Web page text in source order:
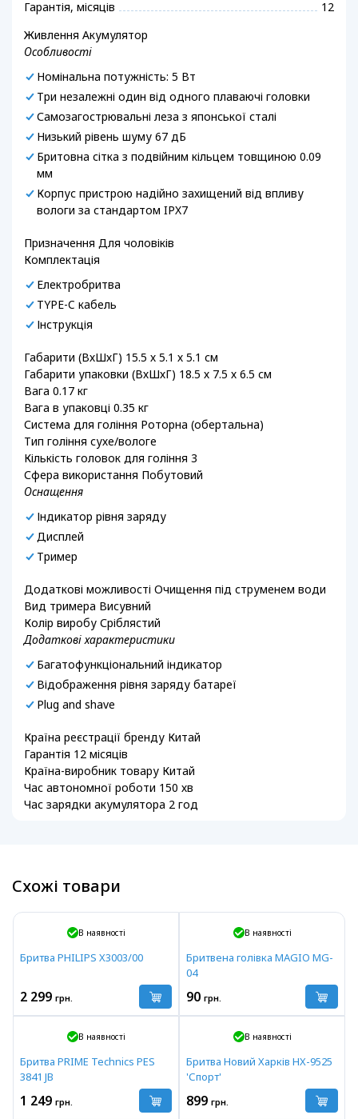
Гарантія, місяців
12
Живлення Акумулятор
Особливості
Номінальна потужність: 5 Вт
Три незалежні один від одного плаваючі головки
Самозагострювальні леза з японської сталі
Низький рівень шуму 67 дБ
Бритовна сітка з подвійним кільцем товщиною 0.09
мм
Корпус пристрою надійно захищений від впливу
вологи за стандартом IPX7
Призначення Для чоловіків
Комплектація
Електробритва
TYPE-C кабель
Інструкція
Габарити (ВхШхГ) 15.5 х 5.1 х 5.1 см
Габарити упаковки (ВхШхГ) 18.5 х 7.5 х 6.5 см
Вага 0.17 кг
Вага в упаковці 0.35 кг
Система для гоління Роторна (обертальна)
Тип гоління сухе/вологе
Кількість головок для гоління 3
Сфера використання Побутовий
Оснащення
Індикатор рівня заряду
Дисплей
Тример
Додаткові можливості Очищення під струменем води
Вид тримера Висувний
Колір виробу Сріблястий
Додаткові характеристики
Багатофункціональний індикатор
Відображення рівня заряду батареї
Plug and shave
Країна реєстрації бренду Китай
Гарантія 12 місяців
Країна-виробник товару Китай
Час автономної роботи 150 хв
Час зарядки акумулятора 2 год
Схожі товари
В наявності
Бритва PHILIPS X3003/00
2 299 грн.
В наявності
Бритвена голівка MAGIO MG-
04
90 грн.
В наявності
Бритва PRIME Technics PES
3841 JB
1 249 грн.
В наявності
Бритва Новий Харків HX-9525
'Спорт'
899 грн.